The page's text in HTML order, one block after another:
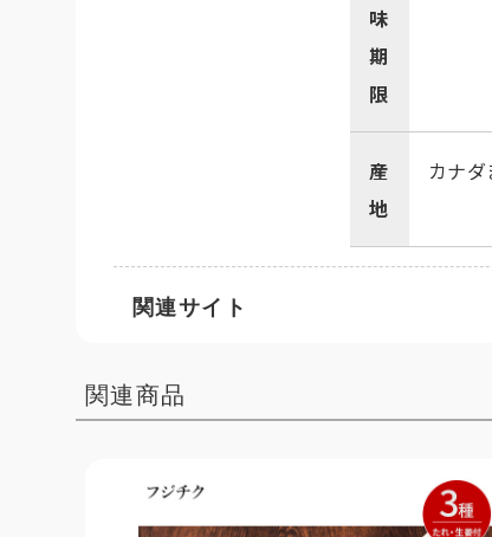
味
期
限
産
地
カナ
関連サイト
関連商品